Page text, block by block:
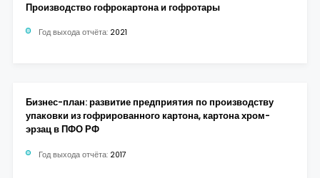
Производство гофрокартона и гофротары
Год выхода отчёта: 2021
Бизнес-план: развитие предприятия по производству
упаковки из гофрированного картона, картона хром-
эрзац в ПФО РФ
Год выхода отчёта: 2017